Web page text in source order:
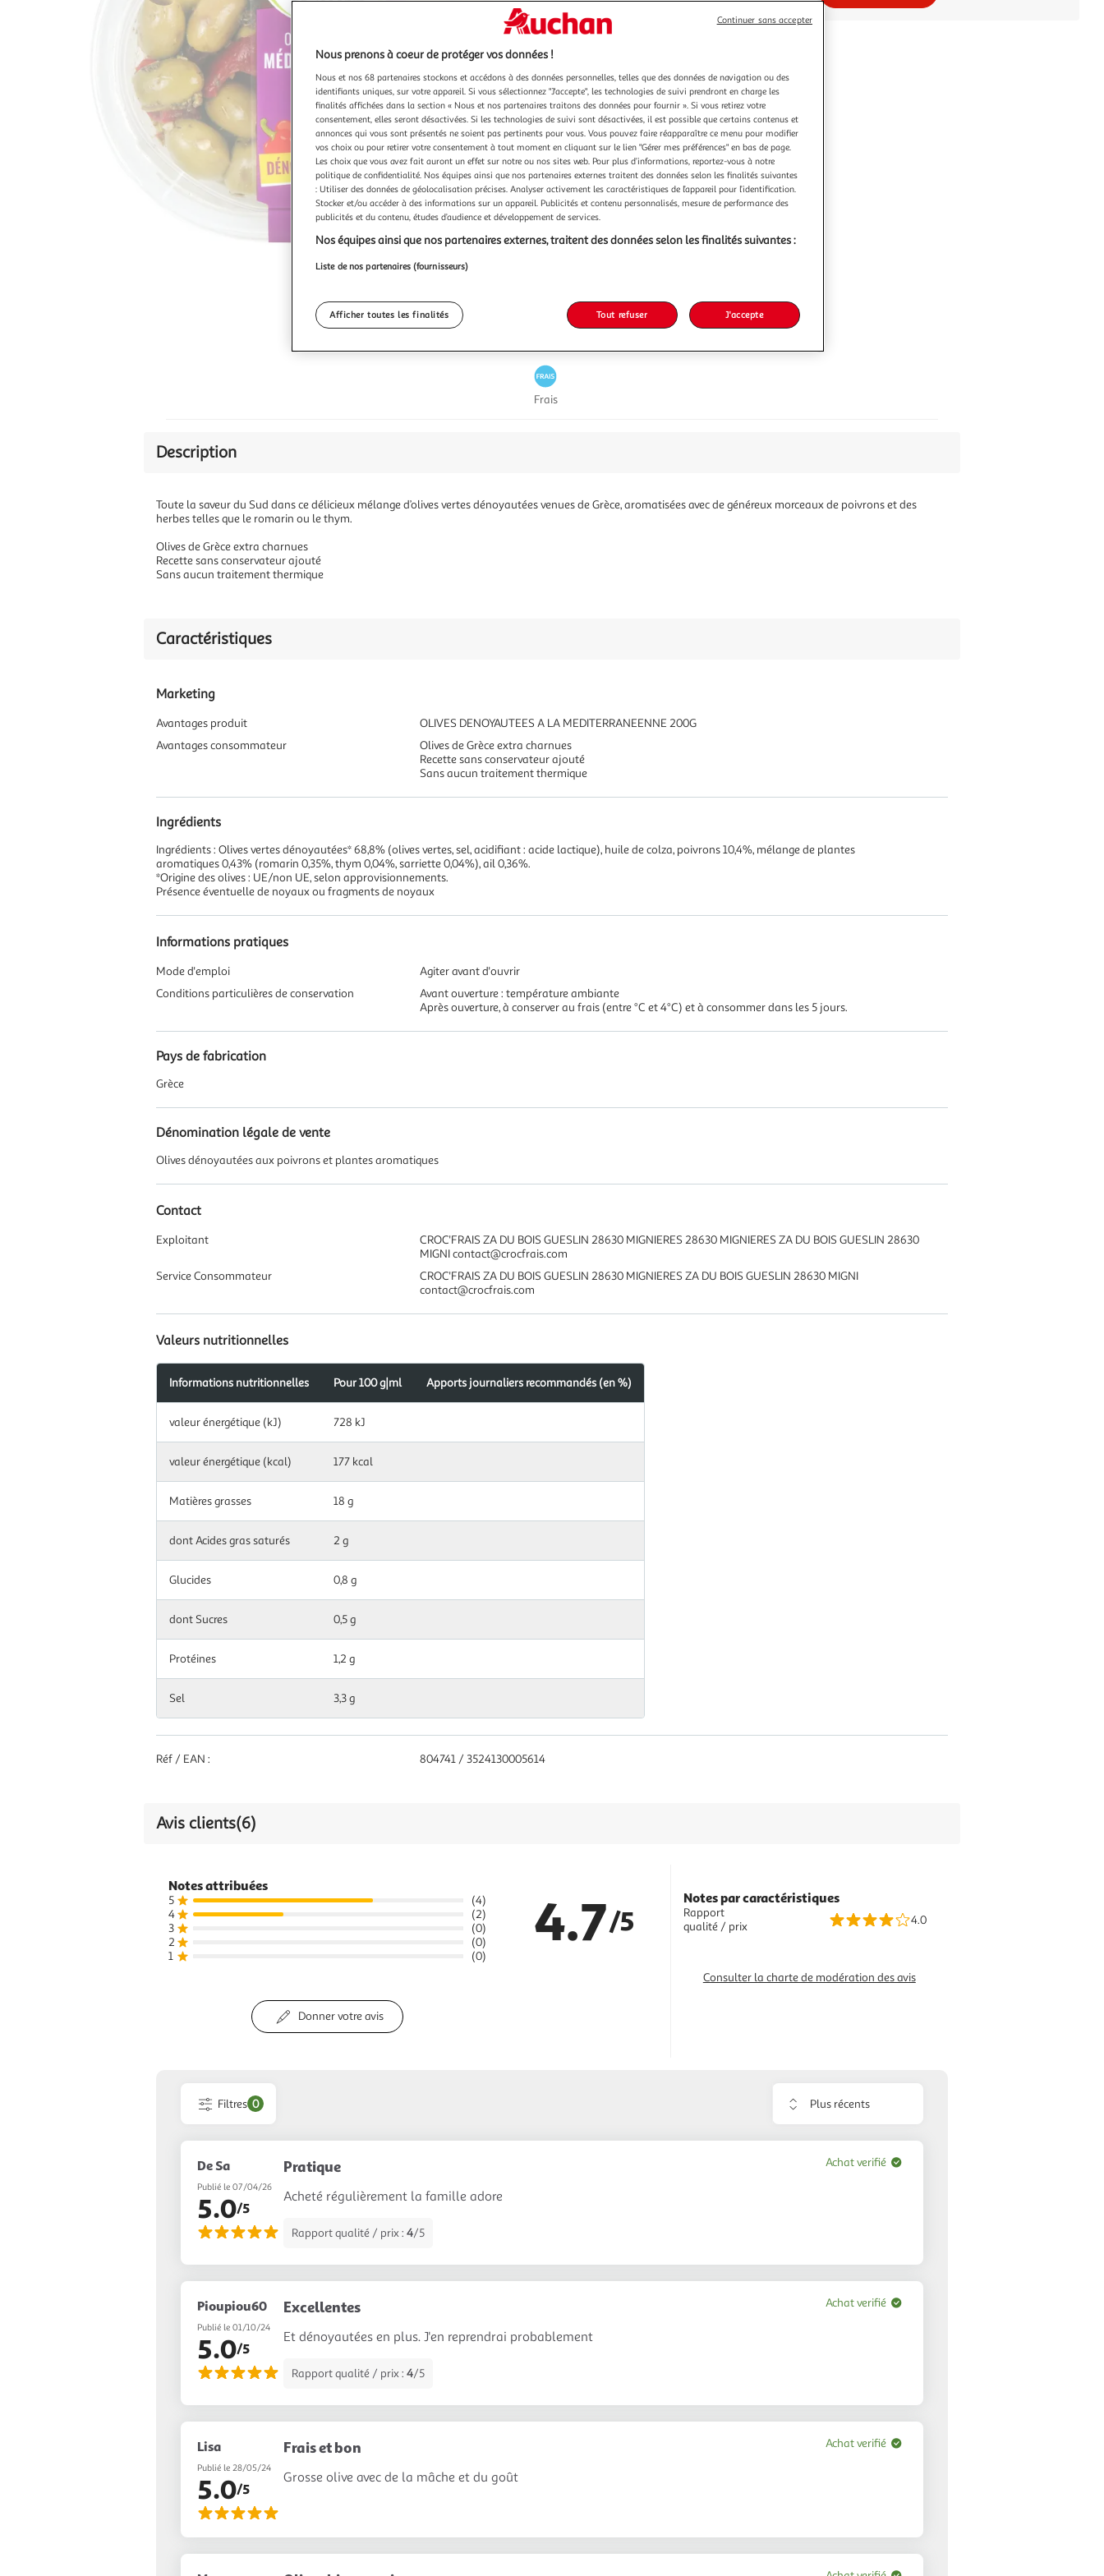
Frais
Description
Toute la saveur du Sud dans ce délicieux mélange d’olives vertes dénoyautées venues de Grèce, aromatisées avec de généreux morceaux de poivrons et des
herbes telles que le romarin ou le thym.
Olives de Grèce extra charnues
Recette sans conservateur ajouté
Sans aucun traitement thermique
Caractéristiques
Marketing
Avantages produit
OLIVES DENOYAUTEES A LA MEDITERRANEENNE 200G
Avantages consommateur
Olives de Grèce extra charnues
Recette sans conservateur ajouté
Sans aucun traitement thermique
Ingrédients
Ingrédients : Olives vertes dénoyautées* 68,8% (olives vertes, sel, acidifiant : acide lactique), huile de colza, poivrons 10,4%, mélange de plantes
aromatiques 0,43% (romarin 0,35%, thym 0,04%, sarriette 0,04%), ail 0,36%.
*Origine des olives : UE/non UE, selon approvisionnements.
Présence éventuelle de noyaux ou fragments de noyaux
Informations pratiques
Mode d'emploi
Agiter avant d'ouvrir
Conditions particulières de conservation
Avant ouverture : température ambiante
Après ouverture, à conserver au frais (entre °C et 4°C) et à consommer dans les 5 jours.
Pays de fabrication
Grèce
Dénomination légale de vente
Olives dénoyautées aux poivrons et plantes aromatiques
Contact
Exploitant
CROC'FRAIS ZA DU BOIS GUESLIN 28630 MIGNIERES 28630 MIGNIERES ZA DU BOIS GUESLIN 28630
MIGNI contact@crocfrais.com
Service Consommateur
CROC'FRAIS ZA DU BOIS GUESLIN 28630 MIGNIERES ZA DU BOIS GUESLIN 28630 MIGNI
contact@crocfrais.com
Valeurs nutritionnelles
nutritionnelles
pour
g|ml
Informations nutritionnelles Pour 100 g|ml Apports journaliers recommandés (en %)
valeur énergétique (kJ) 728 kJ
valeur énergétique (kcal) 177 kcal
Matières grasses 18 g
dont Acides gras saturés 2 g
Glucides 0,8 g
dont Sucres 0,5 g
Protéines 1,2 g
Sel 3,3 g
Réf / EAN : 804741 / 3524130005614
Avis clients(6)
Notes attribuées
5
(4)
4
(2)
3
(0)
2
(0)
1
(0)
4.7/5
Donner votre avis
Notes par caractéristiques
Rapport
qualité / prix
4.0
Consulter la charte de modération des avis
Filtres 0
Trier
avis
De Sa
Publié le 07/04/26
5.0/5
Pratique
Acheté régulièrement la famille adore
Rapport qualité / prix : 4/5
Achat verifié
Pioupiou60
Publié le 01/10/24
5.0/5
Excellentes
Et dénoyautées en plus. J'en reprendrai probablement
Rapport qualité / prix : 4/5
Achat verifié
Lisa
Publié le 28/05/24
5.0/5
Frais et bon
Grosse olive avec de la mâche et du goût
Achat verifié
Nous prenons à coeur de protéger vos données !
Nous et nos 68 partenaires stockons et accédons à des données personnelles, telles que des données de navigation ou des
identifiants uniques, sur votre appareil. Si vous sélectionnez "J'accepte", les technologies de suivi prendront en charge les
finalités affichées dans la section « Nous et nos partenaires traitons des données pour fournir ». Si vous retirez votre
consentement, elles seront désactivées. Si les technologies de suivi sont désactivées, il est possible que certains contenus et
annonces qui vous sont présentés ne soient pas pertinents pour vous. Vous pouvez faire réapparaître ce menu pour modifier
vos choix ou pour retirer votre consentement à tout moment en cliquant sur le lien "Gérer mes préférences" en bas de page.
Les choix que vous avez fait auront un effet sur notre ou nos sites web. Pour plus d’informations, reportez-vous à notre
politique de confidentialité. Nos équipes ainsi que nos partenaires externes traitent des données selon les finalités suivantes
: Utiliser des données de géolocalisation précises. Analyser activement les caractéristiques de l’appareil pour l’identification.
Stocker et/ou accéder à des informations sur un appareil. Publicités et contenu personnalisés, mesure de performance des
publicités et du contenu, études d’audience et développement de services.
Nos équipes ainsi que nos partenaires externes, traitent des données selon les finalités suivantes :
Liste de nos partenaires (fournisseurs)
Afficher toutes les finalités Tout refuser J'accepte
Continuer sans accepter